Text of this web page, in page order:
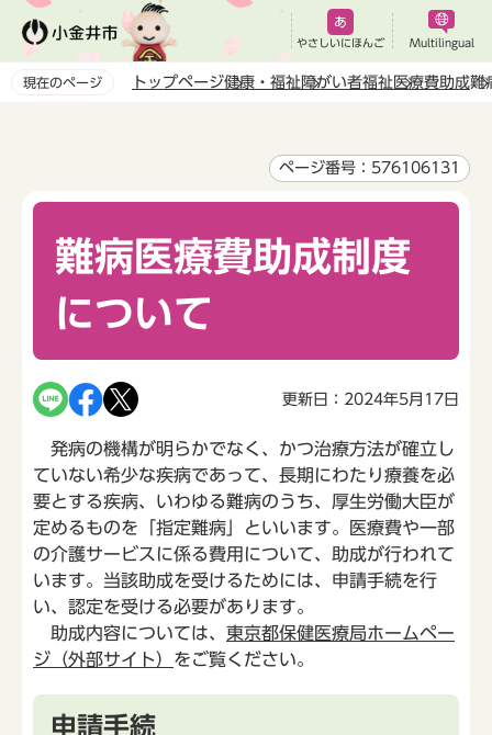
ペ
やさしいにほんご Multilingual
現在のページ トップページ健康・福祉 障がい者福祉 医療費助成難
ページ番号：576106131
難病医療費助成制度
について
更新日：2024年5月17日
発病の機構が明らかでなく、かつ治療方法が確立し
ていない希少な疾病であって、長期にわたり療養を必
要とする疾病、いわゆる難病のうち、厚生労働大臣が
定めるものを「指定難病」といいます。医療費や一部
の介護サービスに係る費用について、助成が行われて
います。当該助成を受けるためには、申請手続を行
い、認定を受ける必要があります。
助成内容については、 東京都保健医療局ホームペー
ジ（外部サイト） をご覧ください。
申請手続